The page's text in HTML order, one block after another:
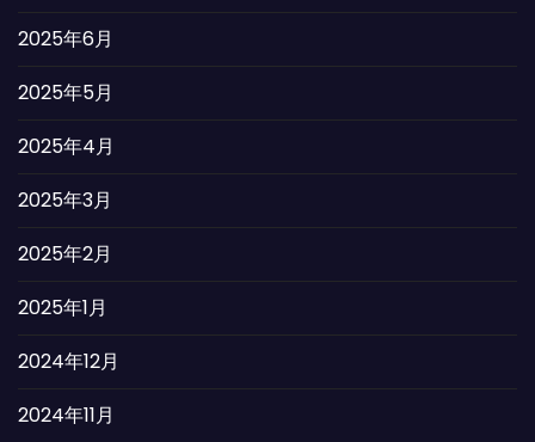
2025年6月
2025年5月
2025年4月
2025年3月
2025年2月
2025年1月
2024年12月
2024年11月